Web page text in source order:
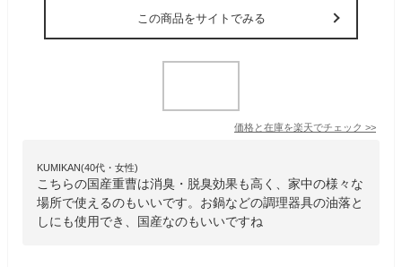
この商品をサイトでみる
価格と在庫を楽天でチェック >>
KUMIKAN(40代・女性)
こちらの国産重曹は消臭・脱臭効果も高く、家中の様々な
場所で使えるのもいいです。お鍋などの調理器具の油落と
しにも使用でき、国産なのもいいですね